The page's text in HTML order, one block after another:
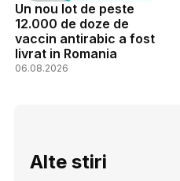
Un nou lot de peste
12.000 de doze de
vaccin antirabic a fost
livrat in Romania
06.08.2026
Alte stiri